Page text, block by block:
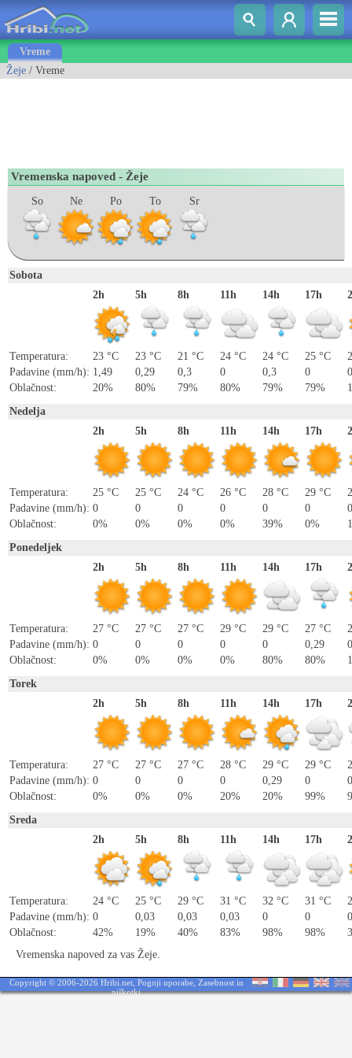
Vreme
Žeje / Vreme
Vremenska napoved - Žeje
So Ne Po To Sr
Sobota
2h
Temperatura:
23 °C
Padavine (mm/h): 1,49
Oblačnost:
20%
5h
23 °C
0,29
80%
8h
21 °C
0,3
79%
11h
24 °C
0
80%
14h
24 °C
0,3
79%
17h
25 °C
0
79%
Nedelja
2h
Temperatura:
25 °C
Padavine (mm/h): 0
Oblačnost:
0%
5h
25 °C
0
0%
8h
24 °C
0
0%
11h
26 °C
0
0%
14h
28 °C
0
39%
17h
29 °C
0
0%
0
Ponedeljek
2h
Temperatura:
27 °C
Padavine (mm/h): 0
Oblačnost:
0%
5h
27 °C
0
0%
8h
27 °C
0
0%
11h
29 °C
0
0%
14h
29 °C
0
80%
17h
27 °C
0,29
80%
0
Torek
2h
Temperatura:
27 °C
Padavine (mm/h): 0
Oblačnost:
0%
5h
27 °C
0
0%
8h
27 °C
0
0%
11h
28 °C
0
20%
14h
29 °C
0,29
20%
17h
29 °C
0
99%
0
Sreda
2h
Temperatura:
24 °C
Padavine (mm/h): 0
Oblačnost:
42%
5h
25 °C
0,03
19%
8h
29 °C
0,03
40%
11h
31 °C
0,03
83%
14h
32 °C
0
98%
17h
31 °C
0
98%
0
Vremenska napoved za vas Žeje.
Copyright © 2006-2026 Hribi.net, Pogoji uporabe, Zasebnost in
piškotki